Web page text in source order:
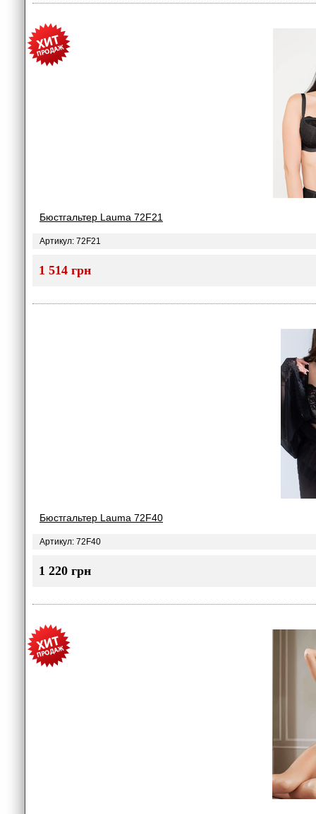
Бюстгальтер Lauma 72F21
Артикул: 72F21
1 514 грн
Бюстгальтер Lauma 72F40
Артикул: 72F40
1 220 грн